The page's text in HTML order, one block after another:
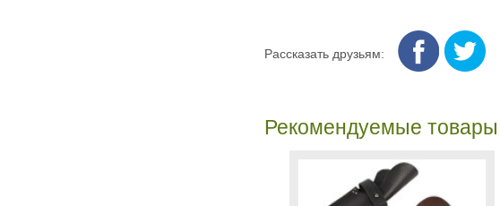
Рассказать друзьям:
Рекомендуемые товары